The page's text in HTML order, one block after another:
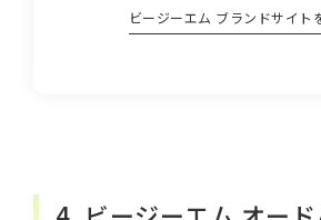
ビージーエム ブランドサイト